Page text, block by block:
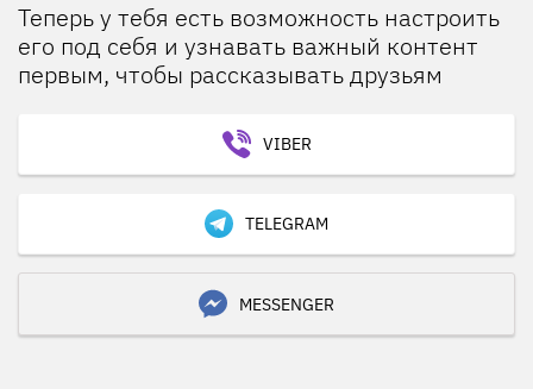
Теперь у тебя есть возможность настроить
его под себя и узнавать важный контент
первым, чтобы рассказывать друзьям
VIBER
TELEGRAM
MESSENGER